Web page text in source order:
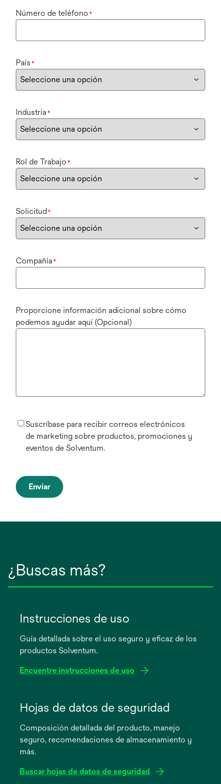
Número de teléfono *
País *
Industria *
Rol de Trabajo *
Solicitud*
Compañía *
Proporcione información adicional sobre cómo
podemos ayudar aquí (Opcional)
Suscríbase para recibir correos electrónicos
de marketing sobre productos, promociones y
eventos de Solventum.
Enviar
¿Buscas más?
Instrucciones de uso
Guía detallada sobre el uso seguro y eficaz de los
productos Solventum.
Encuentre instrucciones de uso
abre
pestaña
nueva
Hojas de datos de seguridad
Composición detallada del producto, manejo
seguro, recomendaciones de almacenamiento y
más.
Buscar hojas de datos de seguridad